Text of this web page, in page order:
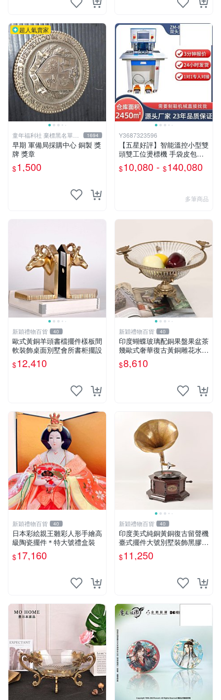
超人氣賣家
童年福利社 棄標黑名單&
負評
1694
早期 軍備局採購中心 銅製 獎
牌 獎章
$1,500
Y3687323596
【五星好評】智能溫控小型雙
頭雙工位燙標機 手袋皮包箱
包徽章燙金熱轉印機
$10,080 - $140,080
多筆商品
新穎禮物百貨 40
歐式黃銅羊頭書檔擺件樣板間
軟裝飾桌面別墅會所書柜擺設
$12,410
新穎禮物百貨 40
印度蝴蝶玻璃配銅果盤果盆茶
幾歐式奢華復古黃銅雕花水果
盤
$8,610
新穎禮物百貨 40
日本彩絵親王雛彩人形手繪高
級陶瓷擺件＊特大號禮盒裝
$17,160
新穎禮物百貨 40
印度美式純銅黃銅復古留聲機
臺式擺件大號別墅裝飾黑膠唱
片機
$11,250